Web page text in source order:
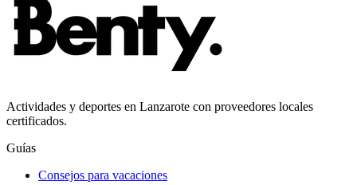
Actividades y deportes en Lanzarote con proveedores locales
certificados.
Guías
Consejos para vacaciones